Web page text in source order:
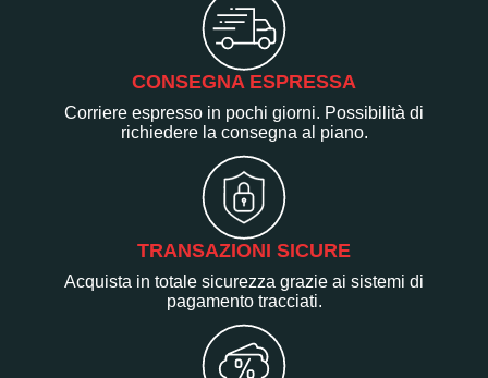
CONSEGNA ESPRESSA
Corriere espresso in pochi giorni. Possibilità di
richiedere la consegna al piano.
TRANSAZIONI SICURE
Acquista in totale sicurezza grazie ai sistemi di
pagamento tracciati.